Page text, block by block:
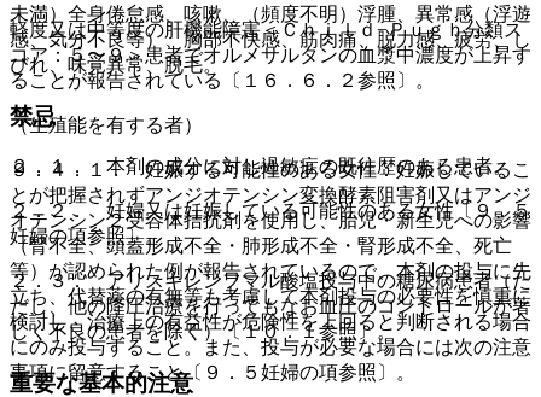
軽度又は中等度の肝機能障害＜Ｃｈｉｌｄ−Ｐｕｇｈ分類ス
コア：５〜９＞患者でオルメサルタンの血漿中濃度が上昇す
ることが報告されている〔１６．６．２参照〕。
（生殖能を有する者）
９．４．１． 妊娠する可能性のある女性：妊娠しているこ
とが把握されずアンジオテンシン変換酵素阻害剤又はアンジ
オテンシン２受容体拮抗剤を使用し、胎児・新生児への影響
（腎不全、頭蓋形成不全・肺形成不全・腎形成不全、死亡
等）が認められた例が報告されているので、本剤の投与に先
立ち、代替薬の有無等も考慮して本剤投与の必要性を慎重に
検討し、治療上の有益性が危険性を上回ると判断される場合
にのみ投与すること。また、投与が必要な場合には次の注意
事項に留意すること〔９．５妊婦の項参照〕。
未満）全身倦怠感、咳嗽、（頻度不明）浮腫、異常感（浮遊
感、気分不良等）、胸部不快感、筋肉痛、脱力感、疲労、し
びれ、味覚異常、脱毛。
禁忌
２．１． 本剤の成分に対し過敏症の既往歴のある患者。
２．２． 妊婦又は妊娠している可能性のある女性〔９．５
妊婦の項参照〕。
２．３． アリスキレンフマル酸塩投与中の糖尿病患者（た
だし、他の降圧治療を行ってもなお血圧のコントロールが著
しく不良の患者を除く）〔１０．１参照〕。
重要な基本的注意